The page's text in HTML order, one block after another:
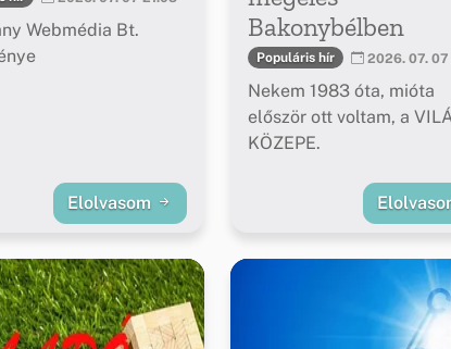
Webmédia Bt.
Elolvasom
Bakonybélben
Populáris hír 2026. 07. 07
Nekem 1983 óta, mióta
először ott voltam, a
KÖZEPE.